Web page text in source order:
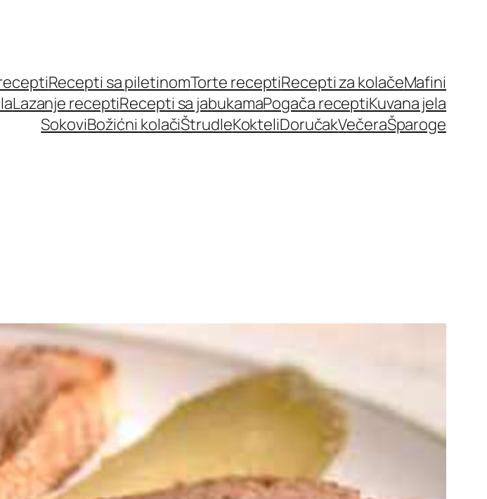
Recepti sa piletinomTorte receptiRecepti za kolačeMafini
Lazanje receptiRecepti sa jabukamaPogača receptiKuvana jela
SokoviBožićni kolačiŠtrudleKokteliDoručakVečeraŠparoge